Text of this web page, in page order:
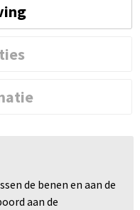
de benen en aan de
aan de